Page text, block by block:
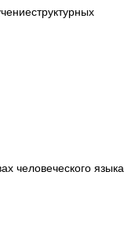
человеческого языка.